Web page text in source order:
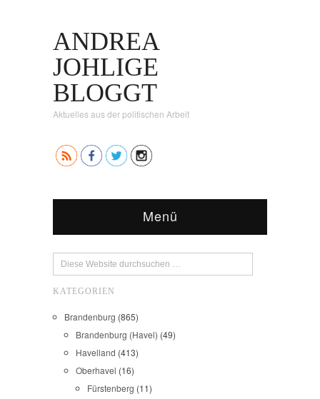
ANDREA
JOHLIGE
BLOGGT
Aktuelles aus der politischen Arbeit
Menü
KATEGORIEN
Brandenburg (865)
Brandenburg (Havel) (49)
Havelland (413)
Oberhavel (16)
Fürstenberg (11)